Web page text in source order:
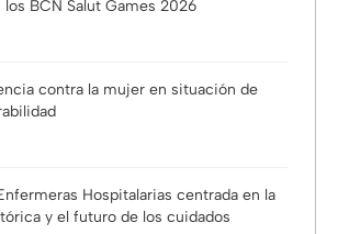
BCN Salut Games 2026
contra la mujer en situación de
Hospitalarias centrada en la
y el futuro de los cuidados